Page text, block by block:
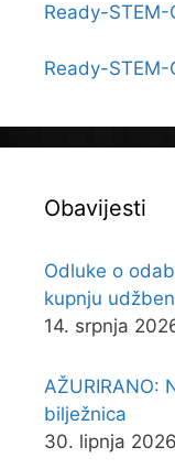
Ready-
Ready-
Obavijesti
Odluke o
kupnju
14. srpnja
AŽURIRANO:
bilježnica
30. lipnja